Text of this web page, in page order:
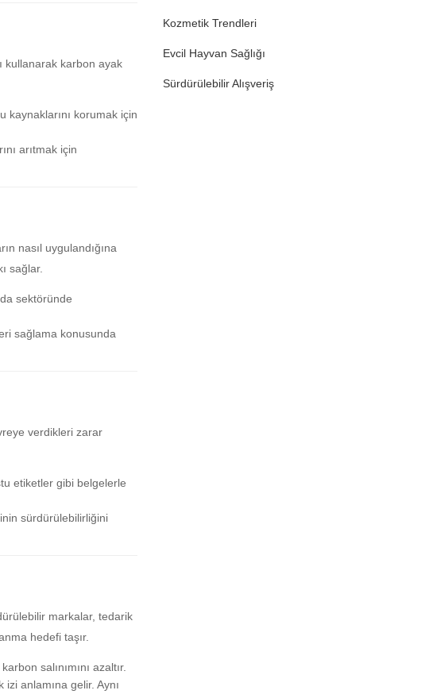
kullanarak karbon ayak
kaynaklarını korumak için
arıtmak için
nasıl uygulandığına
sağlar.
sektöründe
sağlama konusunda
verdikleri zarar
etiketler gibi belgelerle
sürdürülebilirliğini
markalar, tedarik
hedefi taşır.
salınımını azaltır.
anlamına gelir. Aynı
Kozmetik Trendleri
Evcil Hayvan Sağlığı
Sürdürülebilir Alışveriş